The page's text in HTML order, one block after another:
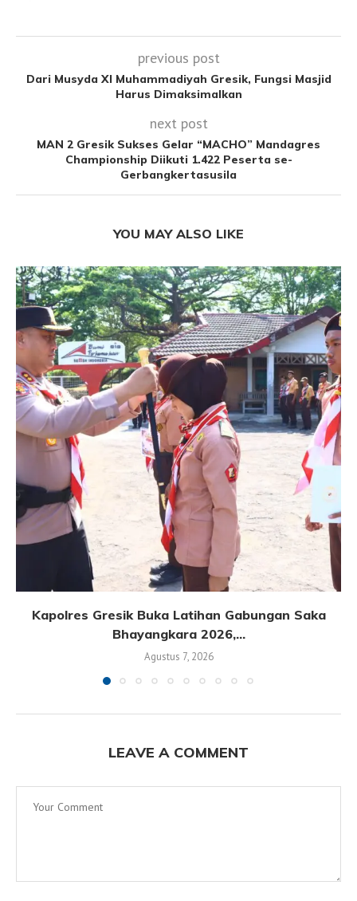
previous post
Dari Musyda XI Muhammadiyah Gresik, Fungsi Masjid
Harus Dimaksimalkan
next post
MAN 2 Gresik Sukses Gelar “MACHO” Mandagres
Championship Diikuti 1.422 Peserta se-
Gerbangkertasusila
YOU MAY ALSO LIKE
Kapolres Gresik Buka Latihan Gabungan Saka
Bhayangkara 2026,...
Agustus 7, 2026
LEAVE A COMMENT